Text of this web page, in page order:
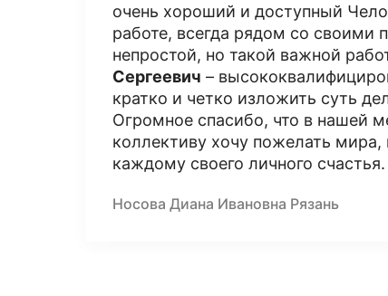
очень хороший и доступный
работе, всегда рядом со своими
непростой, но такой важной
Сергеевич –
кратко и четко изложить суть
Огромное спасибо, что в нашей
коллективу хочу пожелать мира,
каждому своего личного счастья.
Носова Диана Ивановна Рязань